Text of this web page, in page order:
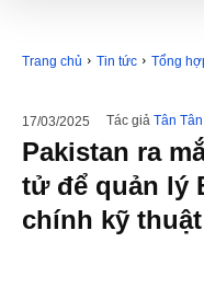
Trang chủ Tin tức Tổng
17/03/2025 Tác giả Tân Tân
Pakistan ra
tử để quản lý
chính kỹ